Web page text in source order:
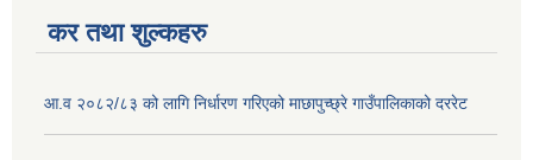
कर तथा शुल्कहरु
आ.व २०८२/८३ को लागि निर्धारण गरिएको माछापुच्छ्रे गाउँपालिकाको दररेट